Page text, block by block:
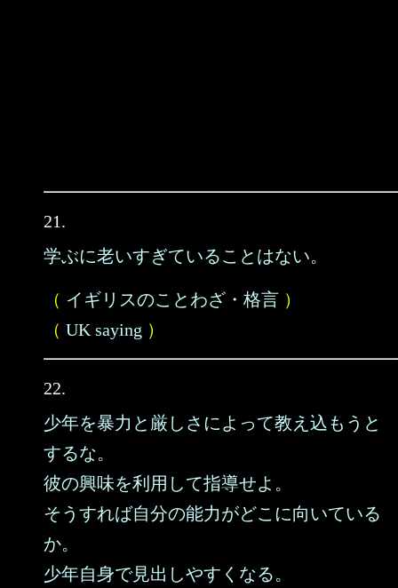
21.
学ぶに老いすぎていることはない。
（ イギリスのことわざ・格言 ）
（ UK saying ）
22.
少年を暴力と厳しさによって教え込もうと
するな。
彼の興味を利用して指導せよ。
そうすれば自分の能力がどこに向いている
か。
少年自身で見出しやすくなる。